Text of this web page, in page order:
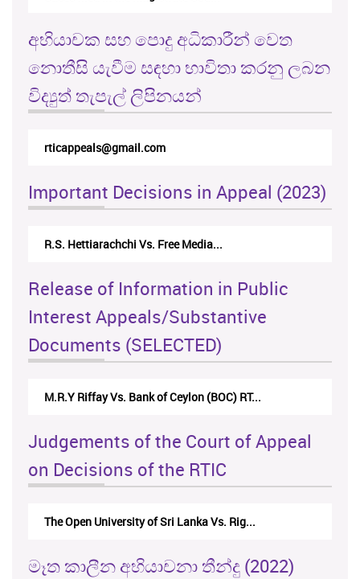
අභියාචක සහ පොදු අධිකාරීන් වෙත
නොතීසි යැවීම සඳහා භාවිතා කරනු ලබන
විද්‍යුත් තැපැල් ලිපිනයන්
rticappeals@gmail.com
Important Decisions in Appeal (2023)
R.S. Hettiarachchi Vs. Free Media...
Release of Information in Public
Interest Appeals/Substantive
Documents (SELECTED)
M.R.Y Riffay Vs. Bank of Ceylon (BOC) RT...
Judgements of the Court of Appeal
on Decisions of the RTIC
The Open University of Sri Lanka Vs. Rig...
මෑත කාලීන අභියාචනා තීන්දු (2022)